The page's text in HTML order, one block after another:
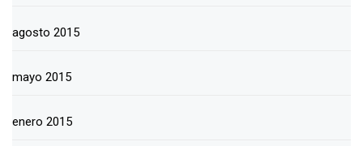
agosto 2015
mayo 2015
enero 2015